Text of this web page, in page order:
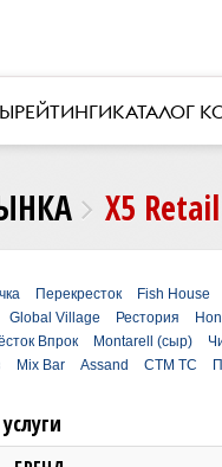
РЕЙТИНГИКАТАЛОГ
X5
Перекресток
Fish House
Global Village Рестория
Впрок
Montarell (сыр)
Mix Bar Assand СТМ ТС